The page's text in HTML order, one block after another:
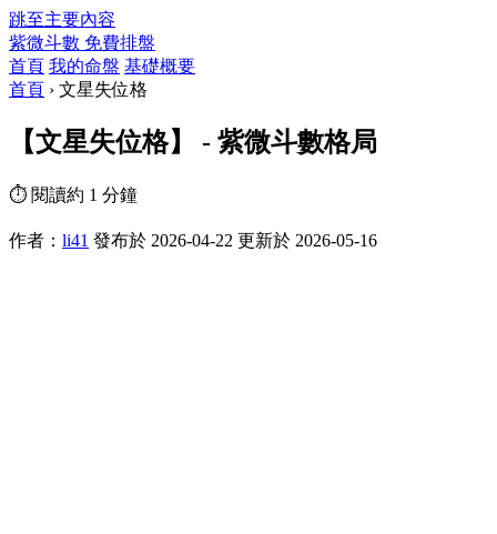
跳至主要內容
紫微斗數 免費排盤
首頁 我的命盤 基礎概要
首頁 › 文星失位格
【文星失位格】 - 紫微斗數格局
⏱ 閱讀約 1 分鐘
作者： li41 發布於 2026-04-22 更新於 2026-05-16